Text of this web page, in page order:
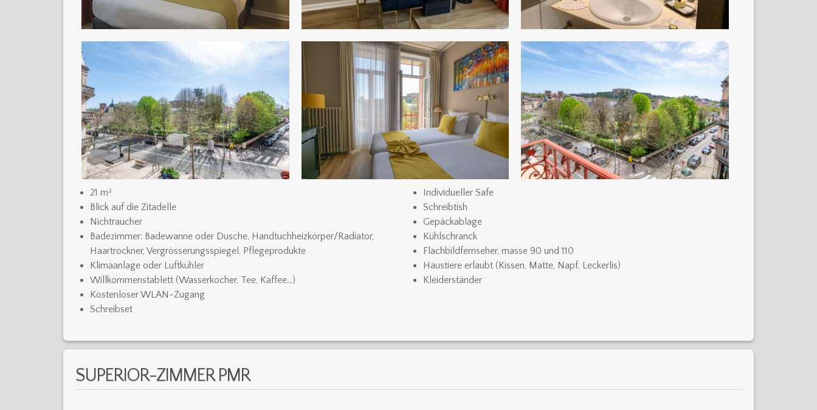
21 m²
Blick auf die Zitadelle
Nichtraucher
Badezimmer: Badewanne oder Dusche, Handtuchheizkörper/Radiator,
Haartrockner, Vergrösserungsspiegel, Pflegeprodukte
Klimaanlage oder Luftkühler
Willkommenstablett (Wasserkocher, Tee, Kaffee…)
Kostenloser WLAN-Zugang
Schreibset
Individueller Safe
Schreibtish
Gepäckablage
Kühlschranck
Flachbildfernseher, masse 90 und 110
Haustiere erlaubt (Kissen, Matte, Napf, Leckerlis)
Kleiderständer
SUPERIOR-ZIMMER PMR